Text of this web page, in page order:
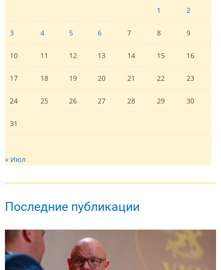
1 2
3 4 5 6 7 8 9
10 11 12 13 14 15 16
17 18 19 20 21 22 23
24 25 26 27 28 29 30
31
« Июл
Последние публикации